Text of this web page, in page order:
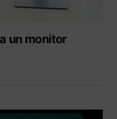
un monitor